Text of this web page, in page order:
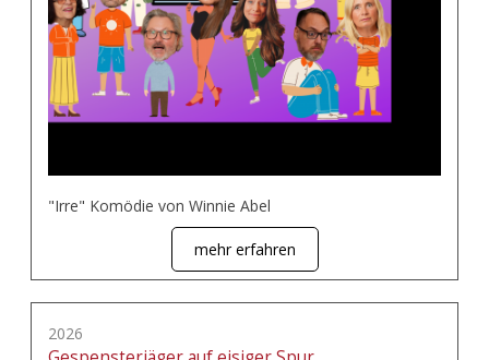
"Irre" Komödie von Winnie Abel
mehr erfahren
2026